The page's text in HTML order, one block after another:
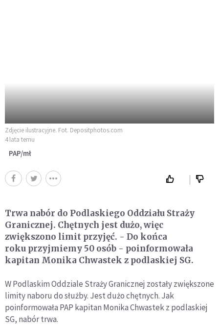
Zdjęcie ilustracyjne. Fot. Depositphotos.com
4 lata temu
PAP/mł
Trwa nabór do Podlaskiego Oddziału Straży
Granicznej. Chętnych jest dużo, więc
zwiększono limit przyjęć. - Do końca
roku przyjmiemy 50 osób - poinformowała
kapitan Monika Chwastek z podlaskiej SG.
W Podlaskim Oddziale Straży Granicznej zostały zwiększone
limity naboru do służby. Jest dużo chętnych. Jak
poinformowała PAP kapitan Monika Chwastek z podlaskiej
SG, nabór trwa.